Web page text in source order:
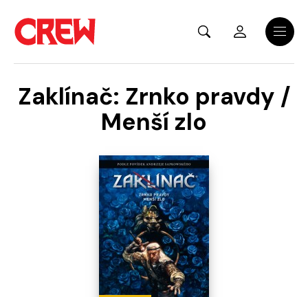
Menu
Zaklínač: Zrnko pravdy /
Menší zlo